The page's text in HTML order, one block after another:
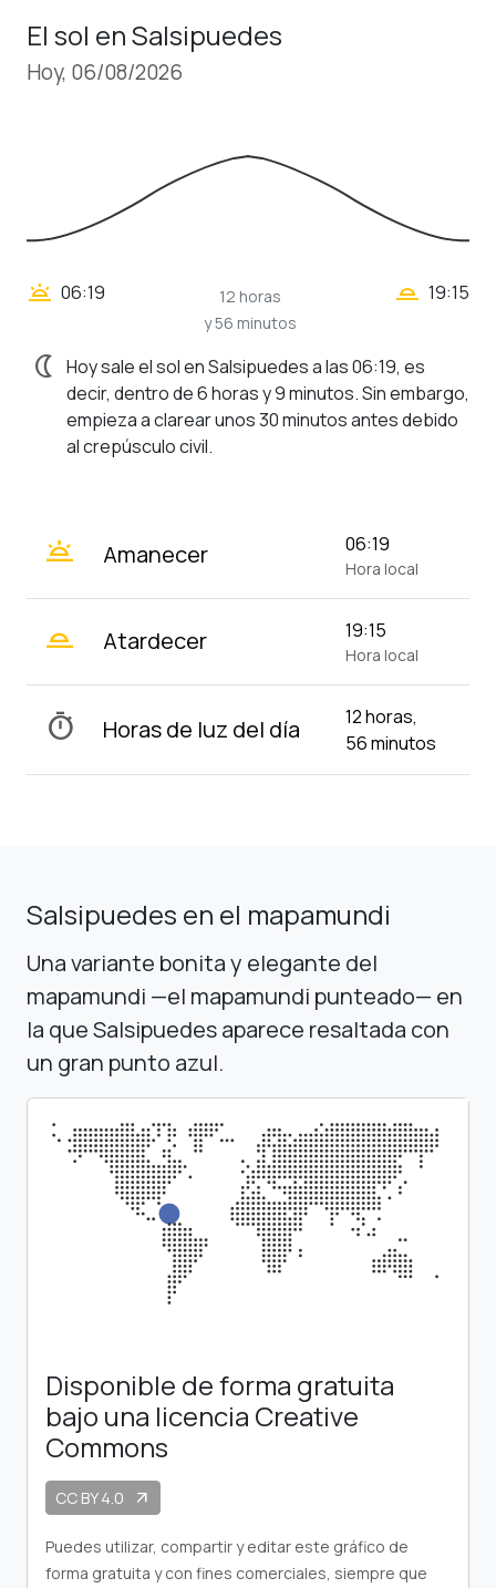
El sol en Salsipuedes
Hoy, 06/08/2026
wb_twilight 06:19
12 horas
y 56 minutos
wb_twilight_2 19:15
nightlight Hoy sale el sol en Salsipuedes a las 06:19, es
decir, dentro de 6 horas y 9 minutos. Sin embargo,
empieza a clarear unos 30 minutos antes debido
al crepúsculo civil.
wb_twilight Amanecer 06:19
Hora local
wb_twilight_2 Atardecer 19:15
Hora local
timer Horas de luz del día
12 horas,
56 minutos
Salsipuedes en el mapamundi
Una variante bonita y elegante del
mapamundi —el mapamundi punteado— en
la que Salsipuedes aparece resaltada con
un gran punto azul.
Disponible de forma gratuita
bajo una licencia Creative
Commons
CC BY 4.0 arrow_outward
Puedes utilizar, compartir y editar este gráfico de
forma gratuita y con fines comerciales, siempre que